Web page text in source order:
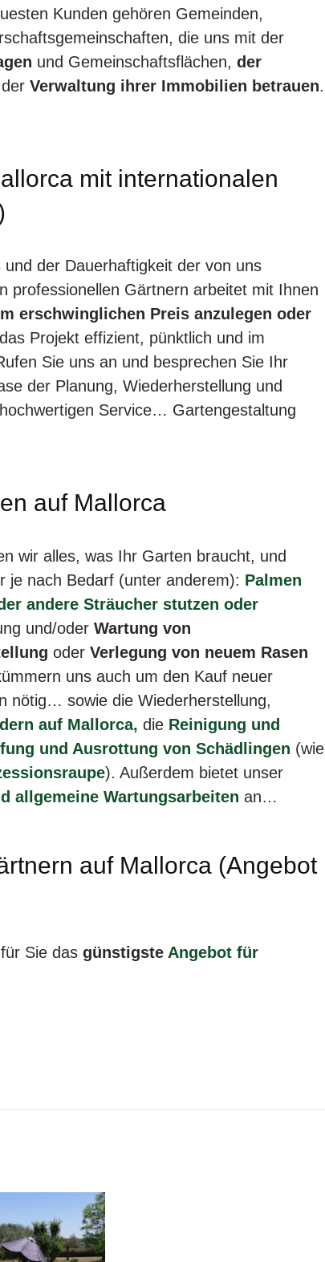
Kunden gehören Gemeinden,
die uns mit der
und Gemeinschaftsflächen, der
Verwaltung ihrer Immobilien betrauen.
mit internationalen
der Dauerhaftigkeit der von uns
professionellen Gärtnern arbeitet mit Ihnen
erschwinglichen Preis anzulegen oder
Projekt effizient, pünktlich und im
Sie uns an und besprechen Sie Ihr
der Planung, Wiederherstellung und
Service… Gartengestaltung
auf Mallorca
wir alles, was Ihr Garten braucht, und
je nach Bedarf (unter anderem): Palmen
andere Sträucher stutzen oder
und/oder Wartung von
oder Verlegung von neuem Rasen
uns auch um den Kauf neuer
nötig… sowie die Wiederherstellung,
auf Mallorca, die Reinigung und
und Ausrottung von Schädlingen (wie
). Außerdem bietet unser
allgemeine Wartungsarbeiten an…
auf Mallorca (Angebot
Sie das günstigste Angebot für